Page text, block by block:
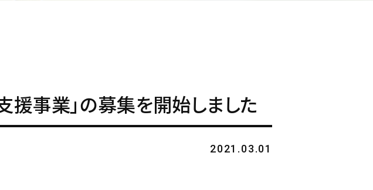
援事業」の募集を開始しました
2021.03.01